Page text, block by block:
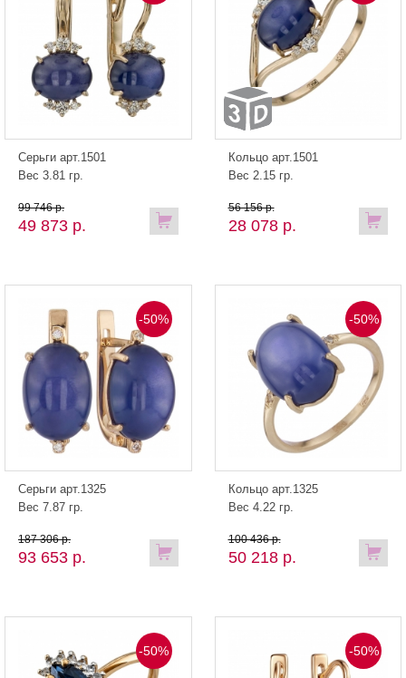
Серьги арт.1501
Вес 3.81 гр.
49 873 р.
99 746 р.
Кольцо арт.1501
Вес 2.15 гр.
28 078 р.
56 156 р.
-50%
Серьги арт.1325
Вес 7.87 гр.
93 653 р.
187 306 р.
-50%
Кольцо арт.1325
Вес 4.22 гр.
50 218 р.
100 436 р.
-50% -50%